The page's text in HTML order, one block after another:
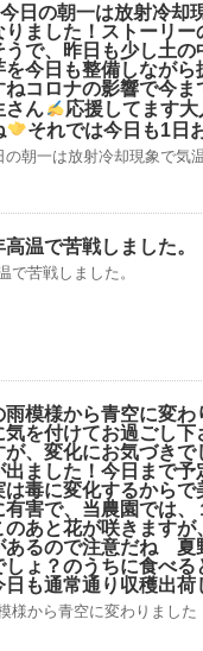
日の朝一は放射冷却
りました！ストーリ
うで、昨日も少し土
を今日も整備しなが
ねコロナの影響で今
さん
応援してます
それでは今日も1日
の朝一は放射冷却現象で気
温で苦戦しました。
で苦戦しました。
模様から青空に変
を付けてお過ごし
、変化にお気づき
ました！今日まで
毒に変化するから
害で、当農園では
あと花が咲きます
あるので注意だね 夏
ょ？のうちに食べ
も通常通り収穫出荷
様から青空に変わりまし